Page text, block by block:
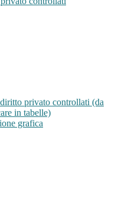
privato controllati (da
in tabelle)
grafica